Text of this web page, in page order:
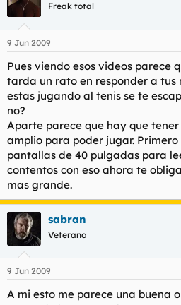
Freak total
9 Jun 2009
Pues viendo esos videos parece
tarda un rato en responder a tus
estas jugando al tenis se te
no?
Aparte parece que hay que
amplio para poder jugar.
pantallas de 40 pulgadas para
contentos con eso ahora te
mas grande.
sabran
Veterano
9 Jun 2009
A mi esto me parece una buena